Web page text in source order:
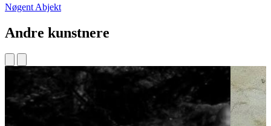
Nøgent Abjekt
Andre kunstnere